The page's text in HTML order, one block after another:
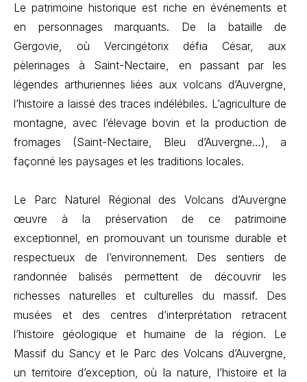
Le patrimoine historique est riche en événements et
en personnages marquants. De la bataille de
Gergovie, où Vercingétorix défia César, aux
pèlerinages à Saint-Nectaire, en passant par les
légendes arthuriennes liées aux volcans d’Auvergne,
l’histoire a laissé des traces indélébiles. L’agriculture de
montagne, avec l’élevage bovin et la production de
fromages (Saint-Nectaire, Bleu d’Auvergne…), a
façonné les paysages et les traditions locales.
Le Parc Naturel Régional des Volcans d’Auvergne
œuvre à la préservation de ce patrimoine
exceptionnel, en promouvant un tourisme durable et
respectueux de l’environnement. Des sentiers de
randonnée balisés permettent de découvrir les
richesses naturelles et culturelles du massif. Des
musées et des centres d’interprétation retracent
l’histoire géologique et humaine de la région. Le
Massif du Sancy et le Parc des Volcans d’Auvergne,
un territoire d’exception, où la nature, l’histoire et la